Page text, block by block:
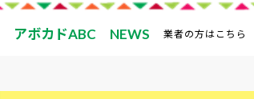
アボカドABC NEWS 業者の方はこちら